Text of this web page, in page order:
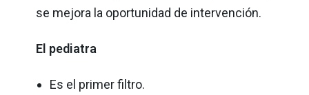
se mejora la oportunidad de intervención.
El pediatra
Es el primer filtro.